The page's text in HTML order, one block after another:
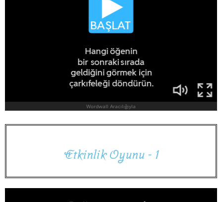
Etkinlik Oyunu - 1